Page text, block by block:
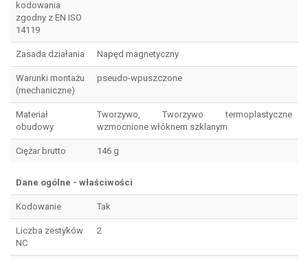
kodowania
zgodny z EN ISO
14119
Zasada działania Napęd magnetyczny
Warunki montażu
(mechaniczne)
pseudo-wpuszczone
Materiał
obudowy
Tworzywo, Tworzywo termoplastyczne
wzmocnione włóknem szklanym
Ciężar brutto 146 g
Dane ogólne - właściwości
Kodowanie Tak
Liczba zestyków
NC
2